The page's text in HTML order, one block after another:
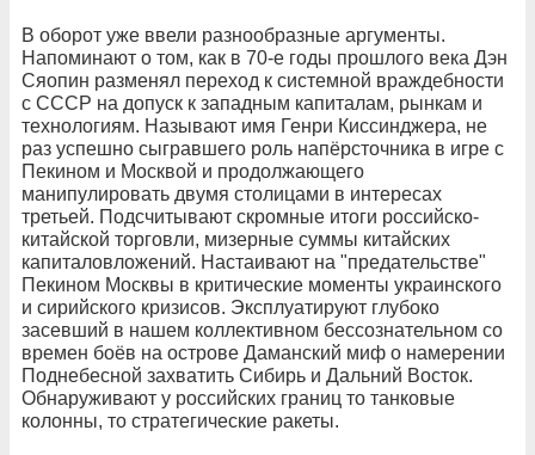
В оборот уже ввели разнообразные аргументы.
Напоминают о том, как в 70-е годы прошлого века Дэн
Сяопин разменял переход к системной враждебности
с СССР на допуск к западным капиталам, рынкам и
технологиям. Называют имя Генри Киссинджера, не
раз успешно сыгравшего роль напёрсточника в игре с
Пекином и Москвой и продолжающего
манипулировать двумя столицами в интересах
третьей. Подсчитывают скромные итоги российско-
китайской торговли, мизерные суммы китайских
капиталовложений. Настаивают на "предательстве"
Пекином Москвы в критические моменты украинского
и сирийского кризисов. Эксплуатируют глубоко
засевший в нашем коллективном бессознательном со
времен боёв на острове Даманский миф о намерении
Поднебесной захватить Сибирь и Дальний Восток.
Обнаруживают у российских границ то танковые
колонны, то стратегические ракеты.